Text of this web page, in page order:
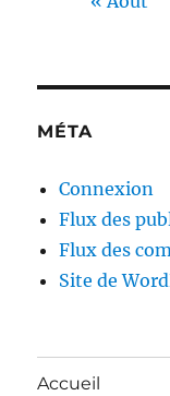
MÉTA
Connexion
Flux des
Flux des
Site de
Accueil